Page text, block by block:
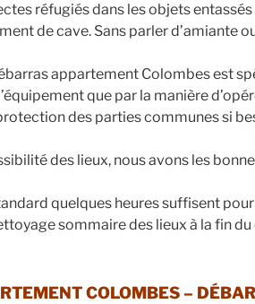
réfugiés dans les objets
de cave. Sans parler d’amiante
appartement Colombes est
que par la manière
des parties communes si
des lieux, nous avons les
quelques heures suffisent
sommaire des lieux à la fin du
COLOMBES –